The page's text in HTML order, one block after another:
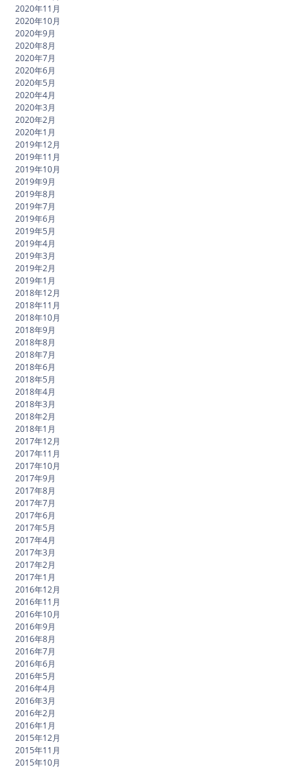
2020年11月
2020年10月
2020年9月
2020年8月
2020年7月
2020年6月
2020年5月
2020年4月
2020年3月
2020年2月
2020年1月
2019年12月
2019年11月
2019年10月
2019年9月
2019年8月
2019年7月
2019年6月
2019年5月
2019年4月
2019年3月
2019年2月
2019年1月
2018年12月
2018年11月
2018年10月
2018年9月
2018年8月
2018年7月
2018年6月
2018年5月
2018年4月
2018年3月
2018年2月
2018年1月
2017年12月
2017年11月
2017年10月
2017年9月
2017年8月
2017年7月
2017年6月
2017年5月
2017年4月
2017年3月
2017年2月
2017年1月
2016年12月
2016年11月
2016年10月
2016年9月
2016年8月
2016年7月
2016年6月
2016年5月
2016年4月
2016年3月
2016年2月
2016年1月
2015年12月
2015年11月
2015年10月